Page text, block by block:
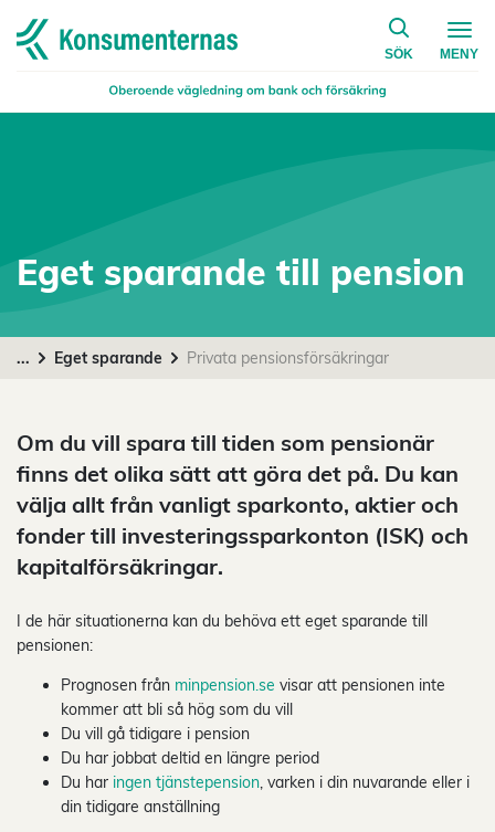
Navigera till startsidan
SÖK
på
MENY
Eget sparande till pension
... Eget sparande Privata pensionsförsäkringar
Om du vill spara till tiden som pensionär
finns det olika sätt att göra det på. Du kan
välja allt från vanligt sparkonto, aktier och
fonder till investeringssparkonton (ISK) och
kapitalförsäkringar.
I de här situationerna kan du behöva ett eget sparande till
pensionen:
Prognosen från minpension.se visar att pensionen inte
kommer att bli så hög som du vill
Du vill gå tidigare i pension
Du har jobbat deltid en längre period
Du har ingen tjänstepension, varken i din nuvarande eller i
din tidigare anställning